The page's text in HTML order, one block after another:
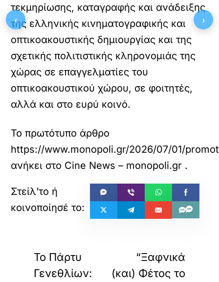
τεκμηρίωσης, καταγραφής και ανάδειξης
της ελληνικής κινηματογραφικής και
οπτικοακουστικής δημιουργίας και της
σχετικής πολιτιστικής κληρονομιάς της
χώρας σε επαγγελματίες του
οπτικοακουστικού χώρου, σε φοιτητές,
αλλά και στο ευρύ κοινό.
Το πρωτότυπο άρθρο
https://www.monopoli.gr/2026/07/01/
ανήκει στο Cine News – monopoli.gr .
Το Πάρτυ
Γενεθλίων:
“Ξαφνικά
(και) Φέτος το
‹ ›